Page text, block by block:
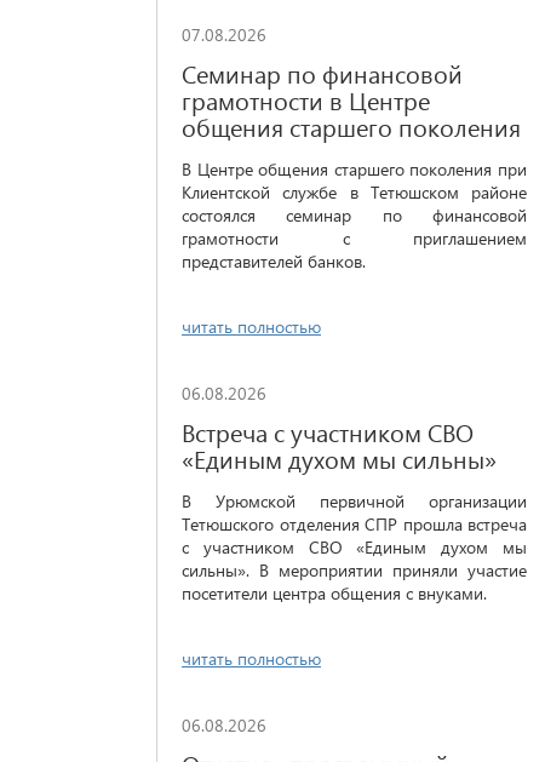
07.08.2026
Семинар по финансовой
грамотности в Центре
общения старшего поколения
В Центре общения старшего поколения при
Клиентской службе в Тетюшском районе
состоялся семинар по финансовой
грамотности с приглашением
представителей банков.
читать полностью
06.08.2026
Встреча с участником СВО
«Единым духом мы сильны»
В Урюмской первичной организации
Тетюшского отделения СПР прошла встреча
с участником СВО «Единым духом мы
сильны». В мероприятии приняли участие
посетители центра общения с внуками.
читать полностью
06.08.2026